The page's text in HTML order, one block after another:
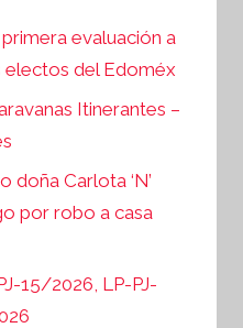
evaluación a
electos del Edoméx
Itinerantes –
doña Carlota ‘N’
por robo a casa
15/2026, LP-PJ-